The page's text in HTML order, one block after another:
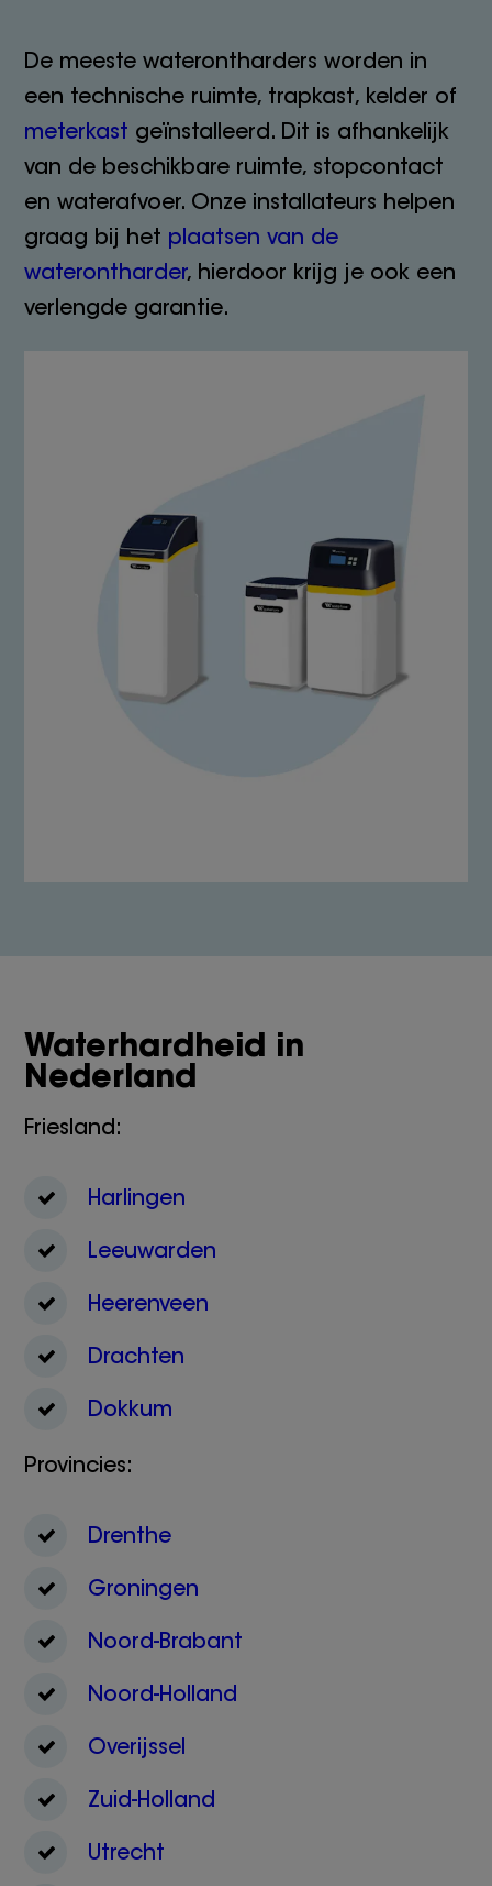
De meeste waterontharders worden in
een technische ruimte, trapkast, kelder of
meterkast geïnstalleerd. Dit is afhankelijk
van de beschikbare ruimte, stopcontact
en waterafvoer. Onze installateurs helpen
graag bij het plaatsen van de
waterontharder, hierdoor krijg je ook een
verlengde garantie.
Waterhardheid in
Nederland
Friesland:
Harlingen
Leeuwarden
Heerenveen
Drachten
Dokkum
Provincies:
Drenthe
Groningen
Noord-Brabant
Noord-Holland
Overijssel
Zuid-Holland
Utrecht